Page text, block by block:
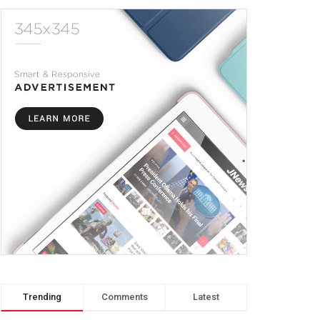
Trending Comments Latest